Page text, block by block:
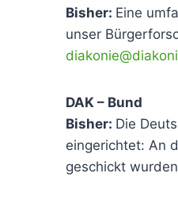
Bisher: Eine
unser
DAK – Bund
Bisher: Die
eingerichtet: An
geschickt